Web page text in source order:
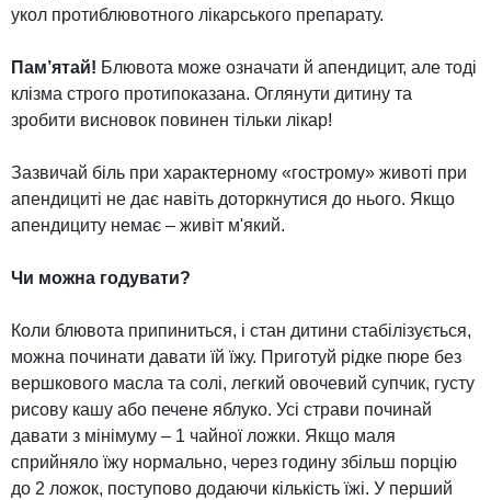
укол протиблювотного лікарського препарату.
Пам’ятай! Блювота може означати й апендицит, але тоді
клізма строго протипоказана. Оглянути дитину та
зробити висновок повинен тільки лікар!
Зазвичай біль при характерному «гострому» животі при
апендициті не дає навіть доторкнутися до нього. Якщо
апендициту немає – живіт м'який.
Чи можна годувати?
Коли блювота припиниться, і стан дитини стабілізується,
можна починати давати їй їжу. Приготуй рідке пюре без
вершкового масла та солі, легкий овочевий супчик, густу
рисову кашу або печене яблуко. Усі страви починай
давати з мінімуму – 1 чайної ложки. Якщо маля
сприйняло їжу нормально, через годину збільш порцію
до 2 ложок, поступово додаючи кількість їжі. У перший